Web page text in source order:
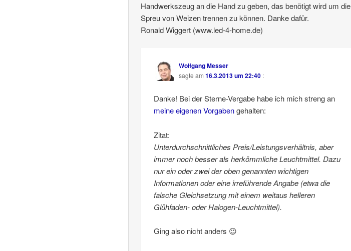
Handwerkszeug an die Hand zu geben, das benötigt wird um die
Spreu von Weizen trennen zu können. Danke dafür.
Ronald Wiggert (www.led-4-home.de)
Wolfgang Messer
sagte am 16.3.2013 um 22:40 :
Danke! Bei der Sterne-Vergabe habe ich mich streng an
meine eigenen Vorgabengehalten:
Zitat:
Unterdurchschnittliches Preis/Leistungsverhältnis, aber
immer noch besser als herkömmliche Leuchtmittel. Dazu
nur ein oder zwei der oben genannten wichtigen
Informationen oder eine irreführende Angabe (etwa die
falsche Gleichsetzung mit einem weitaus helleren
Glühfaden- oder Halogen-Leuchtmittel).
Ging also nicht anders 😉